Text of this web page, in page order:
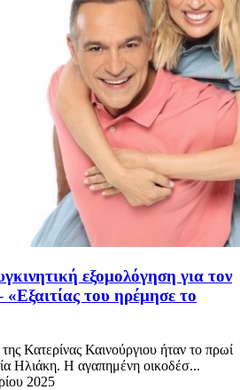
εξομολόγηση για τον
του ηρέμησε το
Κατερίνας Καινούργιου ήταν το πρωί
Ηλιάκη. Η αγαπημένη οικοδέσ...
2025